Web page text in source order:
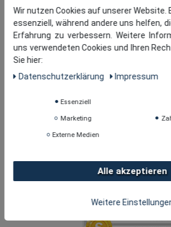
Wir nutzen Cookies auf unserer Website.
essenziell, während andere uns helfen,
Erfahrung zu verbessern. Weitere
uns verwendeten Cookies und Ihren
Sie hier:
Daten­schutz­erklärung
Impressum
Essenziell
Marketing
Externe Medien
Alle akzeptieren
Weitere